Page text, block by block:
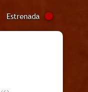
Estrenada